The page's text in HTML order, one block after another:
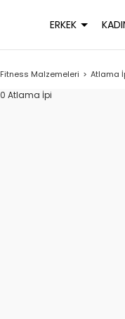
ERKEK
Fitness Malzemeleri Atlama